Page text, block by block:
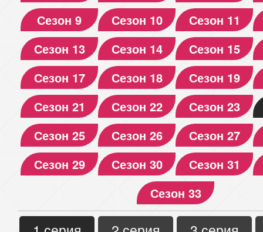
Сезон 9
Сезон 10
Сезон 11
Сезон 13
Сезон 14
Сезон 15
Сезон 17
Сезон 18
Сезон 19
Сезон 21
Сезон 22
Сезон 23
Сезон 25
Сезон 26
Сезон 27
Сезон 29
Сезон 30
Сезон 31
Сезон 33